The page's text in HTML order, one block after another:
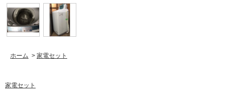
ホーム > 家電セット
家電セット